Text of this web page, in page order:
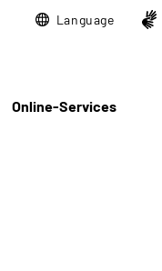
Language
Online-Services